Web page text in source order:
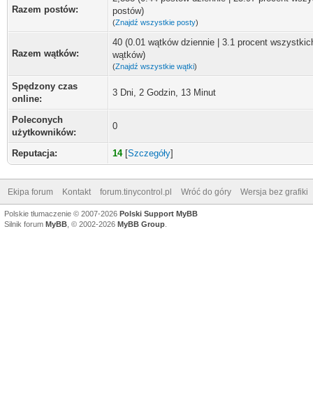
Razem postów:
postów)
(Znajdź wszystkie posty)
Razem wątków:
40 (0.01 wątków dziennie | 3.1 procent
wątków)
(Znajdź wszystkie wątki)
Spędzony czas
online:
3 Dni, 2 Godzin, 13 Minut
Poleconych
użytkowników:
0
Reputacja: 14 [Szczegóły]
Ekipa forum Kontakt forum.tinycontrol.pl Wróć do góry Wersja bez grafiki
Polskie tłumaczenie © 2007-2026 Polski Support MyBB
Silnik forum MyBB , © 2002-2026 MyBB Group